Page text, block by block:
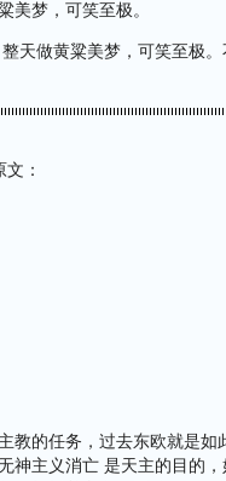
美梦，可笑至极。
天做黄粱美梦，可笑至极
：
教的任务，过去东欧就是
神主义消亡 是天主的目的